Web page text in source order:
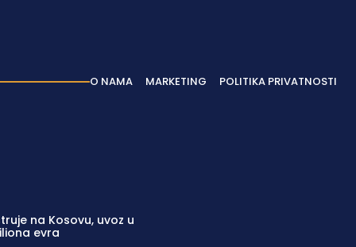
O NAMA MARKETING POLITIKA PRIVATNOSTI
na Kosovu, uvoz u
evra